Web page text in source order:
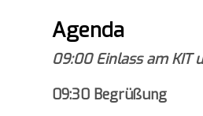
Agenda
09:00 Einlass am KIT
09:30 Begrüßung